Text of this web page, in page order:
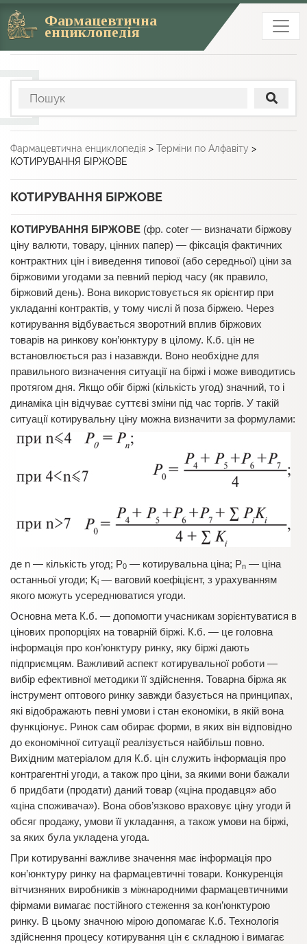
Фармацевтична
енциклопедія
Фармацевтична енциклопедія > Терміни по Алфавіту >
КОТИРУВАННЯ БІРЖОВЕ
КОТИРУВАННЯ БІРЖОВЕ
КОТИРУВАННЯ БІРЖОВЕ (фр. coter — визначати біржову
ціну валюти, товару, цінних папер) — фіксація фактичних
контрактних цін і виведення типової (або середньої) ціни за
біржовими угодами за певний період часу (як правило,
біржовий день). Вона використовується як орієнтир при
укладанні контрактів, у тому числі й поза біржею. Через
котирування відбувається зворотний вплив біржових
товарів на ринкову кон’юнктуру в цілому. К.б. цін не
встановлюється раз і назавжди. Воно необхідне для
правильного визначення ситуації на біржі і може виводитись
протягом дня. Якщо обіг біржі (кількість угод) значний, то і
динаміка цін відчуває суттєві зміни під час торгів. У такій
ситуації котирувальну ціну можна визначити за формулами:
де n — кількість угод; P0 — котирувальна ціна; Pn — ціна
останньої угоди; Ki — ваговий коефіцієнт, з урахуванням
якого можуть усереднюватися угоди.
Основна мета К.б. — допомогти учасникам зорієнтуватися в
цінових пропорціях на товарній біржі. К.б. — це головна
інформація про кон’юнктуру ринку, яку біржі дають
підприємцям. Важливий аспект котирувальної роботи —
вибір ефективної методики її здійснення. Товарна біржа як
інструмент оптового ринку завжди базується на принципах,
які відображають певні умови і стан економіки, в якій вона
функціонує. Ринок сам обирає форми, в яких він відповідно
до економічної ситуації реалізується найбільш повно.
Вихідним матеріалом для К.б. цін служить інформація про
контрагентні угоди, а також про ціни, за якими вони бажали
б придбати (продати) даний товар («ціна продавця» або
«ціна споживача»). Вона обов’язково враховує ціну угоди й
обсяг продажу, умови її укладання, а також умови на біржі,
за яких була укладена угода.
При котируванні важливе значення має інформація про
кон’юнктуру ринку на фармацевтичні товари. Конкуренція
вітчизняних виробників з міжнародними фармацевтичними
фірмами вимагає постійного стеження за кон’юнктурою
ринку. В цьому значною мірою допомагає К.б. Технологія
здійснення процесу котирування цін є складною і вимагає